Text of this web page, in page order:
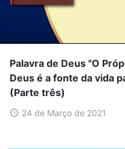
Palavra de Deus "O
Deus é a fonte da vida
(Parte três)
24 de Março de 2021